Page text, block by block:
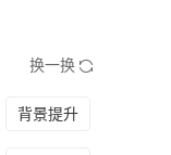
换一换
背景提升